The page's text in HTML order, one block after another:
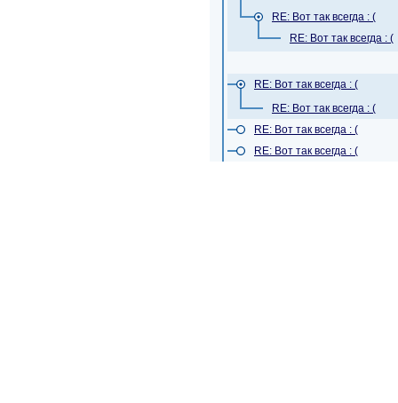
RE: Вот так всегда : (
RE: Вот так всегда : (
RE: Вот так всегда : (
RE: Вот так всегда : (
RE: Вот так всегда : (
RE: Вот так всегда : (